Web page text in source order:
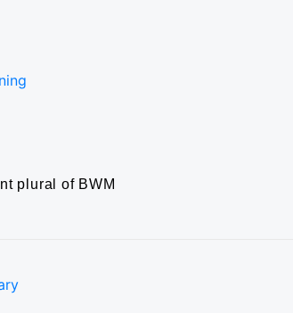
plural of BWM